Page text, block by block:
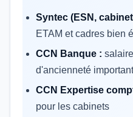
Syntec (ESN,
ETAM et cadres bien
CCN Banque :
d'ancienneté
CCN Expertise
pour les cabinets